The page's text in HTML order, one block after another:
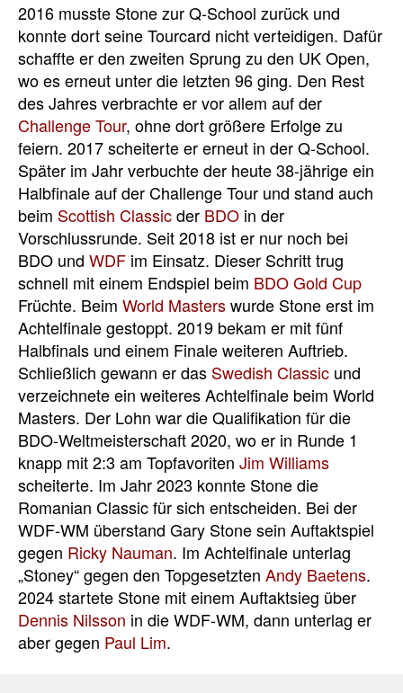
2016 musste Stone zur Q-School zurück und
konnte dort seine Tourcard nicht verteidigen. Dafür
schaffte er den zweiten Sprung zu den UK Open,
wo es erneut unter die letzten 96 ging. Den Rest
des Jahres verbrachte er vor allem auf der
Challenge Tour, ohne dort größere Erfolge zu
feiern. 2017 scheiterte er erneut in der Q-School.
Später im Jahr verbuchte der heute 38-jährige ein
Halbfinale auf der Challenge Tour und stand auch
beim Scottish Classicder BDO in der
Vorschlussrunde. Seit 2018 ist er nur noch bei
BDO und WDF im Einsatz. Dieser Schritt trug
schnell mit einem Endspiel beim BDO Gold Cup
Früchte. Beim World Masterswurde Stone erst im
Achtelfinale gestoppt. 2019 bekam er mit fünf
Halbfinals und einem Finale weiteren Auftrieb.
Schließlich gewann er das Swedish Classic und
verzeichnete ein weiteres Achtelfinale beim World
Masters. Der Lohn war die Qualifikation für die
BDO-Weltmeisterschaft 2020, wo er in Runde 1
knapp mit 2:3 am Topfavoriten Jim Williams
scheiterte. Im Jahr 2023 konnte Stone die
Romanian Classic für sich entscheiden. Bei der
WDF-WM überstand Gary Stone sein Auftaktspiel
gegen Ricky Nauman. Im Achtelfinale unterlag
„Stoney“ gegen den Topgesetzten Andy Baetens.
2024 startete Stone mit einem Auftaktsieg über
Dennis Nilsson in die WDF-WM, dann unterlag er
aber gegen Paul Lim.